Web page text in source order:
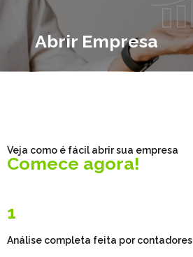
Abrir Empresa
Veja como é fácil abrir sua empresa
Comece agora!
1
Análise completa feita por contadores